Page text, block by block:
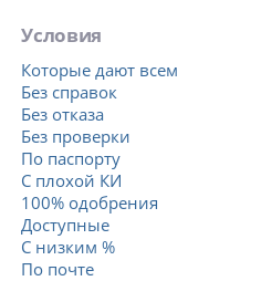
Условия
Которые дают всем
Без справок
Без отказа
Без проверки
По паспорту
С плохой КИ
100% одобрения
Доступные
С низким %
По почте